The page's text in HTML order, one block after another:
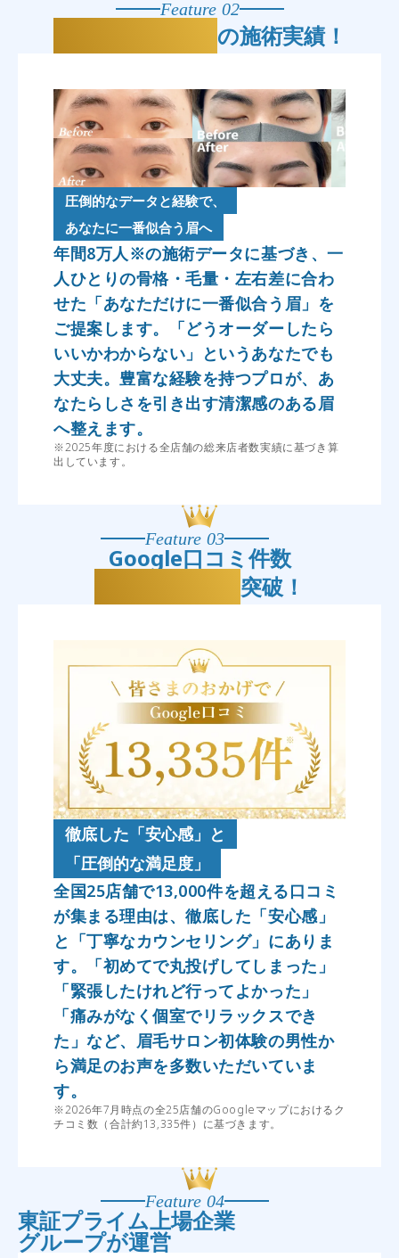
Feature 02
の施術実績！
圧倒的なデータと経験で、
あなたに一番似合う眉へ
年間8万人※の施術データに基づき、一
人ひとりの骨格・毛量・左右差に合わ
せた「あなただけに一番似合う眉」を
ご提案します。「どうオーダーしたら
いいかわからない」というあなたでも
大丈夫。豊富な経験を持つプロが、あ
なたらしさを引き出す清潔感のある眉
へ整えます。
※2025年度における全店舗の総来店者数実績に基づき算
出しています。
Feature 03
Google口コミ件数
13,335件突破！
徹底した「安心感」と
「圧倒的な満足度」
全国25店舗で13,000件を超える口コミ
が集まる理由は、徹底した「安心感」
と「丁寧なカウンセリング」にありま
す。「初めてで丸投げしてしまった」
「緊張したけれど行ってよかった」
「痛みがなく個室でリラックスでき
た」など、眉毛サロン初体験の男性か
ら満足のお声を多数いただいていま
す。
※2026年7月時点の全25店舗のGoogleマップにおけるク
チコミ数（合計約13,335件）に基づきます。
Feature 04
東証プライム上場企業
グループが運営